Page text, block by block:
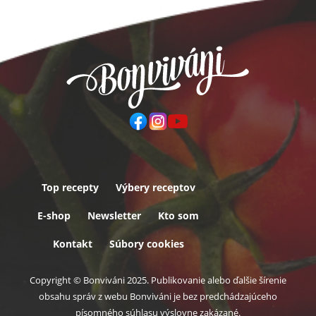
Päta
Top recepty Výbery receptov
E-shop Newsletter Kto som
Kontakt Súbory cookies
Copyright © Bonviváni 2025. Publikovanie alebo ďalšie šírenie
obsahu správ z webu Bonviváni je bez predchádzajúceho
písomného súhlasu výslovne zakázané.